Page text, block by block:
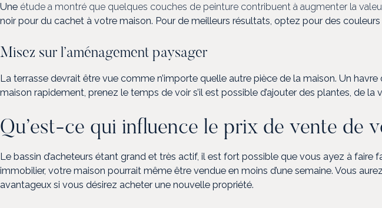
Une étude a montré que quelques couches de peinture contribuent à augmenter la
noir pour du cachet à votre maison. Pour de meilleurs résultats, optez pour des
Misez sur l’aménagement paysager
La terrasse devrait être vue comme n’importe quelle autre pièce de la maison. Un
maison rapidement, prenez le temps de voir s’il est possible d’ajouter des plantes, de
Qu’est-ce qui influence le prix de vente de
Le bassin d’acheteurs étant grand et très actif, il est fort possible que vous ayez à
immobilier, votre maison pourrait même être vendue en moins d’une semaine. Vous
avantageux si vous désirez acheter une nouvelle propriété.